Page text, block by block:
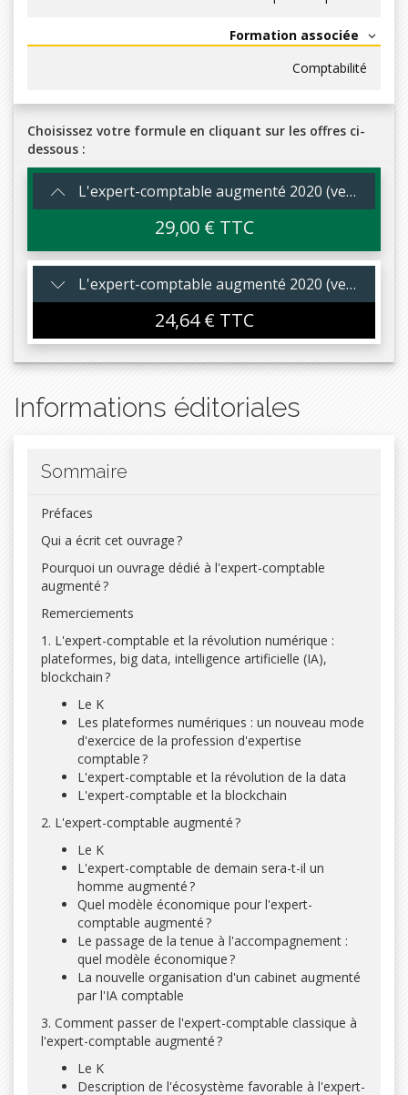
Formation associée
Comptabilité
Choisissez votre formule en cliquant sur les offres ci-
dessous :
L'expert-comptable augmenté 2020 (version papier)
29,00 € TTC
L'expert-comptable augmenté 2020 (version numérique)
24,64 € TTC
Version numérique :
Nomade : consultez votre ouvrage au bureau, en télétravail
ordinateur
Ergonomique : recherchez rapidement par mots clés ou
articles
Economique : bénéficiez d’une remise de -15% par rapport à
l’édition papier
Ecologique : réduisez votre empreinte carbone
Jusqu’à la sortie d’une nouvelle édition.
Informations éditoriales
Sommaire
Préfaces
Qui a écrit cet ouvrage ?
Pourquoi un ouvrage dédié à l'expert-comptable
augmenté ?
Remerciements
1. L'expert-comptable et la révolution numérique :
plateformes, big data, intelligence artificielle (IA),
blockchain ?
Le K
Les plateformes numériques : un nouveau mode
d'exercice de la profession d'expertise
comptable ?
L'expert-comptable et la révolution de la data
L'expert-comptable et la blockchain
2. L'expert-comptable augmenté ?
Le K
L'expert-comptable de demain sera-t-il un
homme augmenté ?
Quel modèle économique pour l'expert-
comptable augmenté ?
Le passage de la tenue à l'accompagnement :
quel modèle économique ?
La nouvelle organisation d'un cabinet augmenté
par l'IA comptable
3. Comment passer de l'expert-comptable classique à
l'expert-comptable augmenté ?
Le K
Description de l'écosystème favorable à l'expert-